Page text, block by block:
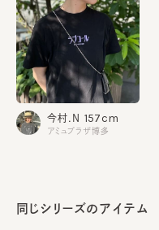
生産国 made in
同じシリーズのアイテム
今村.N 157cm
アミュプラザ博多